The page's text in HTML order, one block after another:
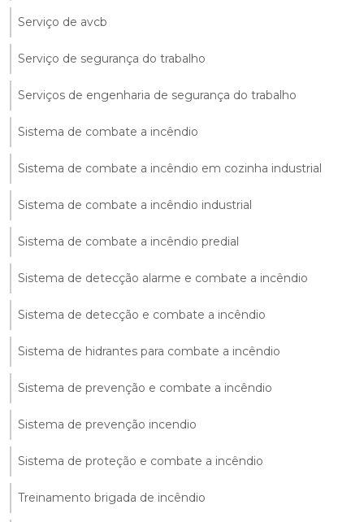
Serviço de avcb
Serviço de segurança do trabalho
Serviços de engenharia de segurança do trabalho
Sistema de combate a incêndio
Sistema de combate a incêndio em cozinha industrial
Sistema de combate a incêndio industrial
Sistema de combate a incêndio predial
Sistema de detecção alarme e combate a incêndio
Sistema de detecção e combate a incêndio
Sistema de hidrantes para combate a incêndio
Sistema de prevenção e combate a incêndio
Sistema de prevenção incendio
Sistema de proteção e combate a incêndio
Treinamento brigada de incêndio